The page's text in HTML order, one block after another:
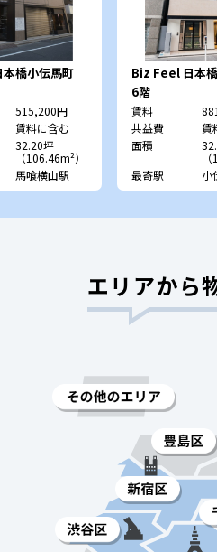
橋小伝馬町
515,200円
賃料に含む
32.20坪
（106.46m²）
馬喰横山駅
Biz Feel 日本
6階
賃料
共益費
賃
面積
最寄駅
小
エリアから